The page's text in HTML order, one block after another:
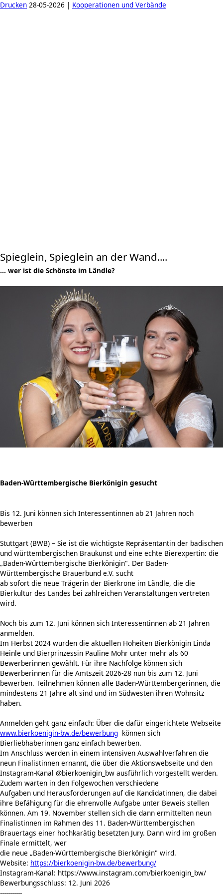
Drucken 28-05-2026 | Kooperationen und Verbände
Spieglein, Spieglein an der Wand....
... wer ist die Schönste im Ländle?
Baden-Württembergische Bierkönigin gesucht
Bis 12. Juni können sich Interessentinnen ab 21 Jahren noch
bewerben
Stuttgart (BWB) – Sie ist die wichtigste Repräsentantin der badischen
und württembergischen Braukunst und eine echte Bierexpertin: die
„Baden-Württembergische Bierkönigin". Der Baden-
Württembergische Brauerbund e.V. sucht
ab sofort die neue Trägerin der Bierkrone im Ländle, die die
Bierkultur des Landes bei zahlreichen Veranstaltungen vertreten
wird.
Noch bis zum 12. Juni können sich Interessentinnen ab 21 Jahren
anmelden.
Im Herbst 2024 wurden die aktuellen Hoheiten Bierkönigin Linda
Heinle und Bierprinzessin Pauline Mohr unter mehr als 60
Bewerberinnen gewählt. Für ihre Nachfolge können sich
Bewerberinnen für die Amtszeit 2026-28 nun bis zum 12. Juni
bewerben. Teilnehmen können alle Baden-Württembergerinnen, die
mindestens 21 Jahre alt sind und im Südwesten ihren Wohnsitz
haben.
Anmelden geht ganz einfach: Über die dafür eingerichtete Webseite
www.bierkoenigin-bw.de/bewerbung können sich
Bierliebhaberinnen ganz einfach bewerben.
Im Anschluss werden in einem intensiven Auswahlverfahren die
neun Finalistinnen ernannt, die über die Aktionswebseite und den
Instagram-Kanal @bierkoenigin_bw ausführlich vorgestellt werden.
Zudem warten in den Folgewochen verschiedene
Aufgaben und Herausforderungen auf die Kandidatinnen, die dabei
ihre Befähigung für die ehrenvolle Aufgabe unter Beweis stellen
können. Am 19. November stellen sich die dann ermittelten neun
Finalistinnen im Rahmen des 11. Baden-Württembergischen
Brauertags einer hochkarätig besetzten Jury. Dann wird im großen
Finale ermittelt, wer
die neue „Baden-Württembergische Bierkönigin" wird.
Website: https://bierkoenigin-bw.de/bewerbung/
Instagram-Kanal: https://www.instagram.com/bierkoenigin_bw/
Bewerbungsschluss: 12. Juni 2026
-----------